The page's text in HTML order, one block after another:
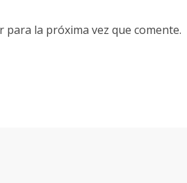
la próxima vez que comente.